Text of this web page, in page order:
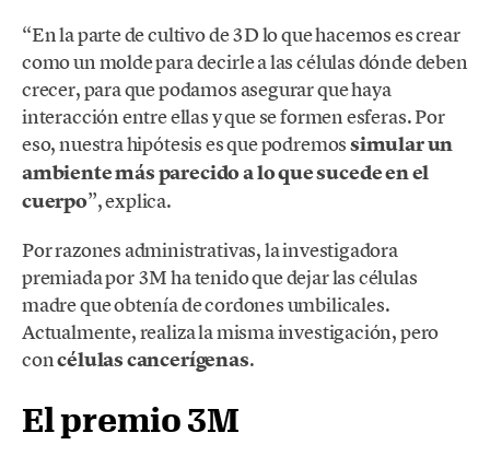
“En la parte de cultivo de 3D lo que hacemos es crear
como un molde para decirle a las células dónde deben
crecer, para que podamos asegurar que haya
interacción entre ellas y que se formen esferas. Por
eso, nuestra hipótesis es que podremossimular un
ambiente más parecido a lo que sucede en el
cuerpo”, explica.
Por razones administrativas, la investigadora
premiada por 3M ha tenido que dejar las células
madre que obtenía de cordones umbilicales.
Actualmente, realiza la misma investigación, pero
concélulas cancerígenas.
El premio 3M